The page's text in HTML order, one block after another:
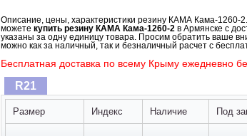
Описание, цены, характеристики резину КАМА Кама-
можете купить резину КАМА Кама-1260-2 в Армянске с
указаны за одну единицу товара. Просим обратить ваше
можно как за наличный, так и безналичный расчет с
Бесплатная доставка по всему Крыму ежедневно
R21
Размер Индекс Наличие Под